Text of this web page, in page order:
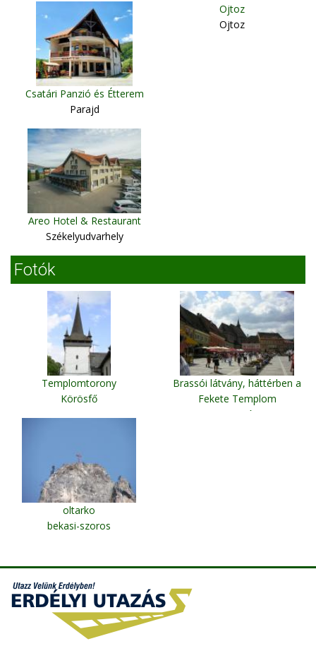
Csatári Panzió és Étterem
Parajd
Ojtoz
Ojtoz
Areo Hotel & Restaurant
Székelyudvarhely
Fotók
Templomtorony
Körösfő
Brassói látvány, háttérben a
Fekete Templom
Brassó
oltarko
bekasi-szoros